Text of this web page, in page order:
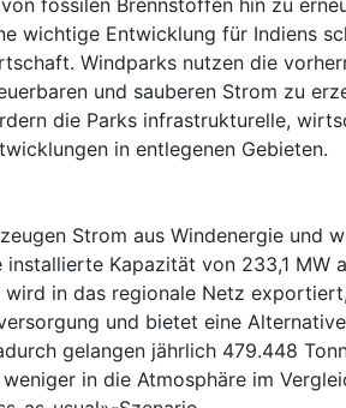
wichtige Entwicklung für Indiens
Windparks nutzen die
und sauberen Strom zu
die Parks infrastrukturelle,
in entlegenen Gebieten.
Strom aus Windenergie und
installierte Kapazität von 233,1 MW
wird in das regionale Netz
und bietet eine
gelangen jährlich 479.448
in die Atmosphäre im